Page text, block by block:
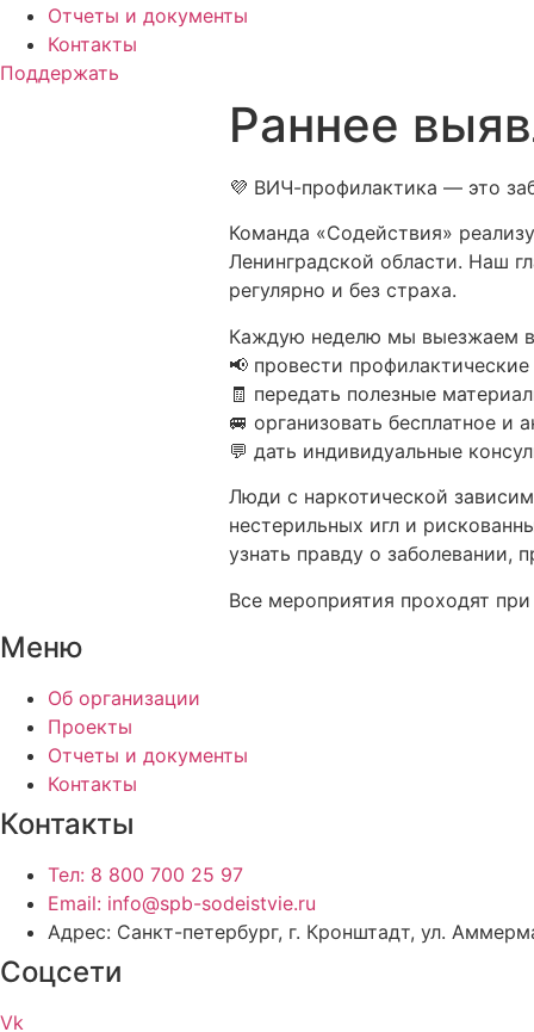
Отчеты и документы
Контакты
Поддержать
Раннее
💜 ВИЧ-профилактика — это
Команда «Содействия»
Ленинградской области. Наш
регулярно и без страха.
Каждую неделю мы выезжаем
📢 провести
🧾 передать полезные
🚐 организовать бесплатное и
💬 дать индивидуальные
Люди с наркотической
нестерильных игл и
узнать правду о заболевании,
Все мероприятия проходят
Меню
Об организации
Проекты
Отчеты и документы
Контакты
Контакты
Тел: 8 800 700 25 97
Email: info@spb-sodeistvie.ru
Адрес: Санкт-петербург, г. Кронштадт, ул.
Соцсети
Vk